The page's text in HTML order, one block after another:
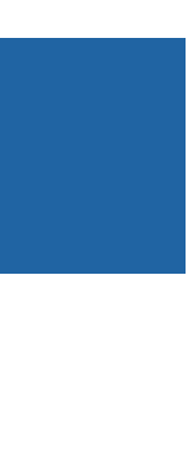
метизы,
APZ, FBJ, KYK,